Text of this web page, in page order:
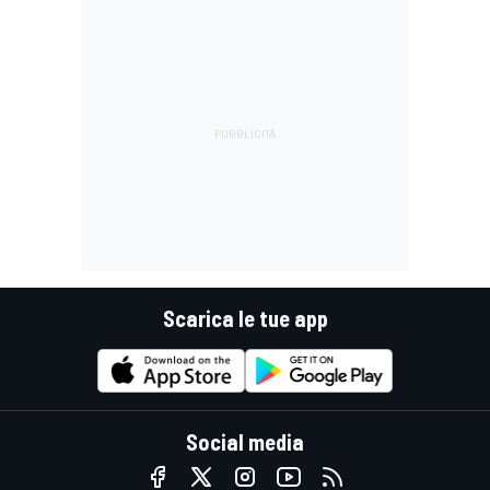
Scarica le tue app
Social media